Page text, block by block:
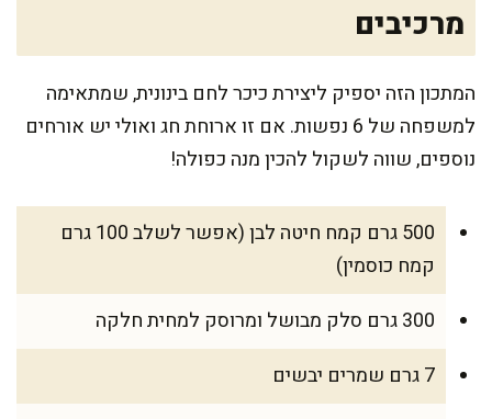
מרכיבים
המתכון הזה יספיק ליצירת כיכר לחם בינונית, שמתאימה
למשפחה של 6 נפשות. אם זו ארוחת חג ואולי יש אורחים
נוספים, שווה לשקול להכין מנה כפולה!
500 גרם קמח חיטה לבן (אפשר לשלב 100 גרם
קמח כוסמין)
300 גרם סלק מבושל ומרוסק למחית חלקה
7 גרם שמרים יבשים